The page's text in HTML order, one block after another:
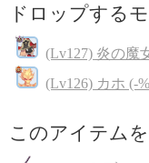
ドロップする
(Lv127) 炎の魔
(Lv126) カホ (-
このアイテム